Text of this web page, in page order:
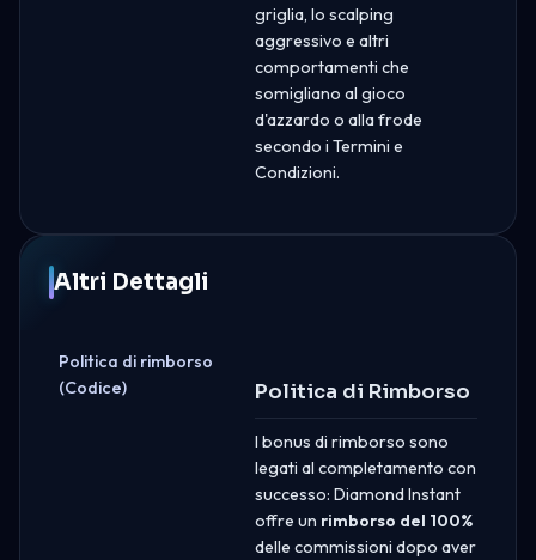
griglia, lo scalping
aggressivo e altri
comportamenti che
somigliano al gioco
d'azzardo o alla frode
secondo i Termini e
Condizioni.
Altri Dettagli
Politica di rimborso
(Codice)
Politica di Rimborso
I bonus di rimborso sono
legati al completamento con
successo: Diamond Instant
offre un rimborso del 100%
delle commissioni dopo aver